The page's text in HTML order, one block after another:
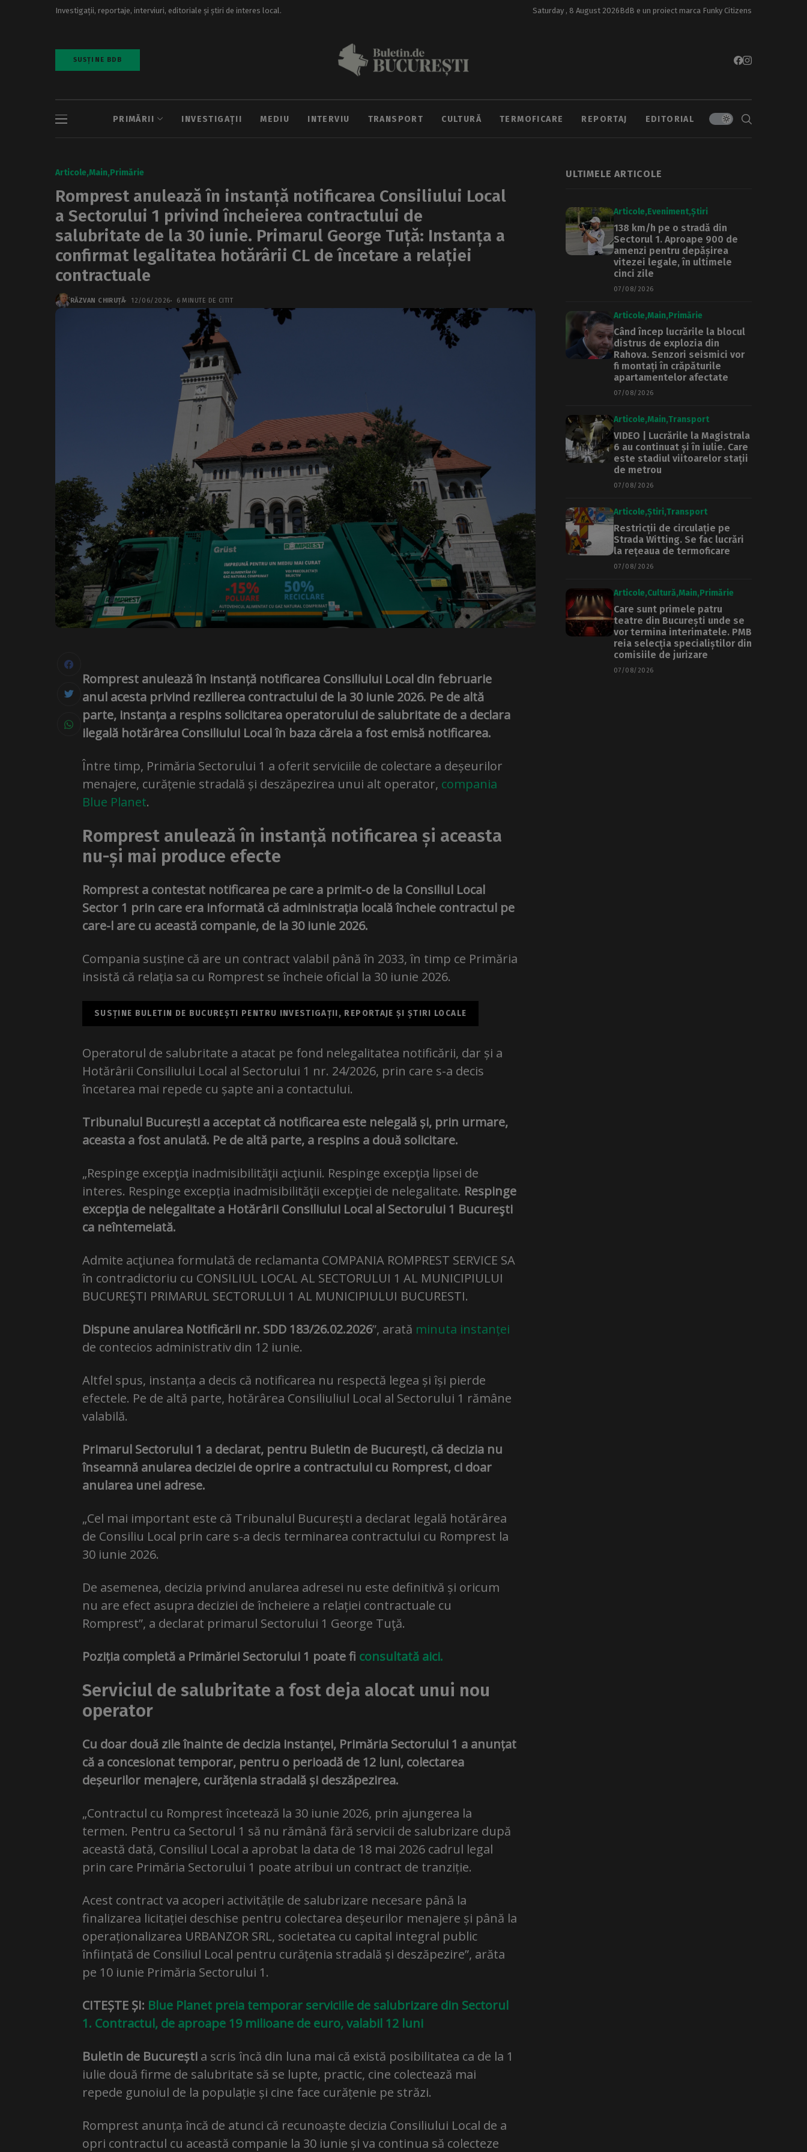
Investigații, reportaje, interviuri, editoriale și știri de interes local. Saturday , 8 August 2026BdB e un proiect marca Funky Citizens
SUSȚINE BDB
PRIMĂRII INVESTIGAȚII MEDIU INTERVIU TRANSPORT CULTURĂ TERMOFICARE REPORTAJ EDITORIAL
Articole Main Primărie
Romprest anulează în instanță notificarea Consiliului Local
a Sectorului 1 privind încheierea contractului de
salubritate de la 30 iunie. Primarul George Tuță: Instanța a
confirmat legalitatea hotărârii CL de încetare a relației
contractuale
RĂZVAN CHIRUȚĂ 12/06/2026 6 MINUTE DE CITIT
Romprest anulează în instanță notificarea Consiliului Local din februarie
anul acesta privind rezilierea contractului de la 30 iunie 2026. Pe de altă
parte, instanța a respins solicitarea operatorului de salubritate de a declara
ilegală hotărârea Consiliului Local în baza căreia a fost emisă notificarea.
Între timp, Primăria Sectorului 1 a oferit serviciile de colectare a deșeurilor
menajere, curățenie stradală și deszăpezirea unui alt operator, compania
Blue Planet.
Romprest anulează în instanță notificarea și aceasta
nu-și mai produce efecte
Romprest a contestat notificarea pe care a primit-o de la Consiliul Local
Sector 1 prin care era informată că administrația locală încheie contractul pe
care-l are cu această companie, de la 30 iunie 2026.
Compania susține că are un contract valabil până în 2033, în timp ce Primăria
insistă că relația sa cu Romprest se încheie oficial la 30 iunie 2026.
SUSȚINE BULETIN DE BUCUREȘTI PENTRU INVESTIGAȚII, REPORTAJE ȘI ȘTIRI LOCALE
Operatorul de salubritate a atacat pe fond nelegalitatea notificării, dar și a
Hotărârii Consiliului Local al Sectorului 1 nr. 24/2026, prin care s-a decis
încetarea mai repede cu șapte ani a contactului.
Tribunalul București a acceptat că notificarea este nelegală și, prin urmare,
aceasta a fost anulată. Pe de altă parte, a respins a două solicitare.
„Respinge excepţia inadmisibilităţii acţiunii. Respinge excepţia lipsei de
interes. Respinge excepția inadmisibilităţii excepţiei de nelegalitate. Respinge
excepţia de nelegalitate a Hotărârii Consiliului Local al Sectorului 1 Bucureşti
ca neîntemeiată.
Admite acţiunea formulată de reclamanta COMPANIA ROMPREST SERVICE SA
în contradictoriu cu CONSILIUL LOCAL AL SECTORULUI 1 AL MUNICIPIULUI
BUCUREŞTI PRIMARUL SECTORULUI 1 AL MUNICIPIULUI BUCURESTI.
Dispune anularea Notificării nr. SDD 183/26.02.2026”, arată minuta instanței
de contecios administrativ din 12 iunie.
Altfel spus, instanța a decis că notificarea nu respectă legea și își pierde
efectele. Pe de altă parte, hotărârea Consiliuliul Local al Sectorului 1 rămâne
valabilă.
Primarul Sectorului 1 a declarat, pentru Buletin de București, că decizia nu
înseamnă anularea deciziei de oprire a contractului cu Romprest, ci doar
anularea unei adrese.
„Cel mai important este că Tribunalul București a declarat legală hotărârea
de Consiliu Local prin care s-a decis terminarea contractului cu Romprest la
30 iunie 2026.
De asemenea, decizia privind anularea adresei nu este definitivă și oricum
nu are efect asupra deciziei de încheiere a relației contractuale cu
Romprest”, a declarat primarul Sectorului 1 George Tuţă.
Poziția completă a Primăriei Sectorului 1 poate fi consultată aici.
Serviciul de salubritate a fost deja alocat unui nou
operator
Cu doar două zile înainte de decizia instanței, Primăria Sectorului 1 a anunțat
că a concesionat temporar, pentru o perioadă de 12 luni, colectarea
deșeurilor menajere, curățenia stradală și deszăpezirea.
„Contractul cu Romprest încetează la 30 iunie 2026, prin ajungerea la
termen. Pentru ca Sectorul 1 să nu rămână fără servicii de salubrizare după
această dată, Consiliul Local a aprobat la data de 18 mai 2026 cadrul legal
prin care Primăria Sectorului 1 poate atribui un contract de tranziție.
Acest contract va acoperi activitățile de salubrizare necesare până la
finalizarea licitației deschise pentru colectarea deșeurilor menajere și până la
operaționalizarea URBANZOR SRL, societatea cu capital integral public
înființată de Consiliul Local pentru curățenia stradală și deszăpezire”, arăta
pe 10 iunie Primăria Sectorului 1.
CITEȘTE ȘI: Blue Planet preia temporar serviciile de salubrizare din Sectorul
1. Contractul, de aproape 19 milioane de euro, valabil 12 luni
Buletin de București a scris încă din luna mai că există posibilitatea ca de la 1
iulie două firme de salubritate să se lupte, practic, cine colectează mai
repede gunoiul de la populație și cine face curățenie pe străzi.
Romprest anunța încă de atunci că recunoaște decizia Consiliului Local de a
opri contractul cu această companie la 30 iunie și va continua să colecteze
ULTIMELE ARTICOLE
Articole Eveniment Știri
138 km/h pe o stradă din
Sectorul 1. Aproape 900 de
amenzi pentru depășirea
vitezei legale, în ultimele
cinci zile
07/08/2026
Articole Main Primărie
Când încep lucrările la blocul
distrus de explozia din
Rahova. Senzori seismici vor
fi montați în crăpăturile
apartamentelor afectate
07/08/2026
Articole Main Transport
VIDEO | Lucrările la Magistrala
6 au continuat și în iulie. Care
este stadiul viitoarelor stații
de metrou
07/08/2026
Articole Știri Transport
Restricții de circulație pe
Strada Witting. Se fac lucrări
la rețeaua de termoficare
07/08/2026
Articole Cultură Main Primărie
Care sunt primele patru
teatre din București unde se
vor termina interimatele. PMB
reia selecția specialiștilor din
comisiile de jurizare
07/08/2026